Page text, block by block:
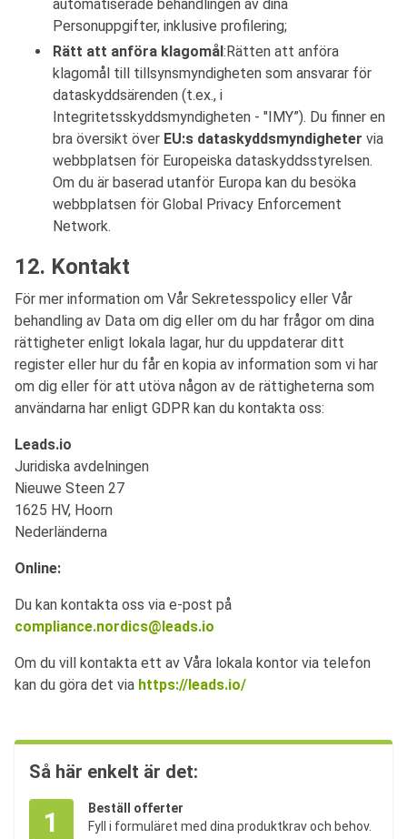
automatiserade behandlingen av dina
Personuppgifter, inklusive profilering;
Rätt att anföra klagomål:Rätten att anföra
klagomål till tillsynsmyndigheten som ansvarar för
dataskyddsärenden (t.ex., i
Integritetsskyddsmyndigheten - "IMY”). Du finner en
bra översikt över EU:s dataskyddsmyndigheter via
webbplatsen för Europeiska dataskyddsstyrelsen.
Om du är baserad utanför Europa kan du besöka
webbplatsen för Global Privacy Enforcement
Network.
12. Kontakt
För mer information om Vår Sekretesspolicy eller Vår
behandling av Data om dig eller om du har frågor om dina
rättigheter enligt lokala lagar, hur du uppdaterar ditt
register eller hur du får en kopia av information som vi har
om dig eller för att utöva någon av de rättigheterna som
användarna har enligt GDPR kan du kontakta oss:
Leads.io
Juridiska avdelningen
Nieuwe Steen 27
1625 HV, Hoorn
Nederländerna
Online:
Du kan kontakta oss via e-post på
compliance.nordics@leads.io
Om du vill kontakta ett av Våra lokala kontor via telefon
kan du göra det via https://leads.io/
Så här enkelt är det:
1
Beställ offerter
Fyll i formuläret med dina produktkrav och behov.